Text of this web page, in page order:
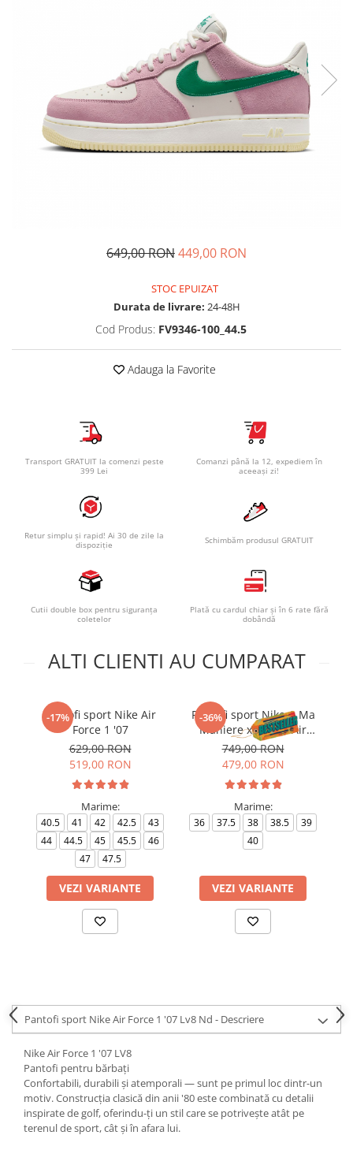
Pantaloni scurti Copii
Accesorii
Ingrijire incaltaminte
649,00 RON449,00 RON
STOC EPUIZAT
Durata de livrare: 24-48H
Cod Produs: FV9346-100_44.5
Adauga la Favorite
Transport GRATUIT la comenzi peste
399 Lei
Comanzi până la 12, expediem în
aceeași zi!
Retur simplu și rapid! Ai 30 de zile la
dispoziție
Schimbăm produsul GRATUIT
Cutii double box pentru siguranța
coletelor
Plată cu cardul chiar și în 6 rate fără
dobândă
ALTI CLIENTI AU CUMPARAT
-17%
Pantofi sport Nike Air
Force 1 '07
629,00 RON
519,00 RON
Marime:
40.5 41 42 42.5
43
44
44.5 45 45.5
46
47
47.5
VEZI VARIANTE
-36%
Pantofi sport Nike A Ma
Maniere x Wmns Air
Force 1 Low 07
749,00 RON
479,00 RON
Marime:
36 37.5 38 38.5
39
40
VEZI VARIANTE
Pantofi sport Nike Air Force 1 '07 Lv8 Nd - Descriere
Nike Air Force 1 '07 LV8
Pantofi pentru bărbați
Confortabili, durabili și atemporali — sunt pe primul loc dintr-un
motiv. Construcția clasică din anii '80 este combinată cu detalii
inspirate de golf, oferindu-ți un stil care se potrivește atât pe
terenul de sport, cât și în afara lui.